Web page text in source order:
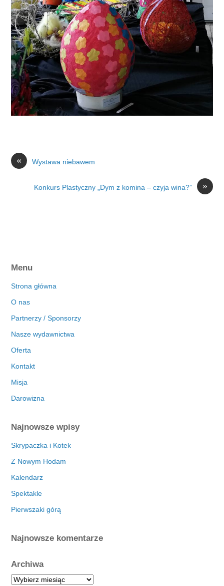
« Wystawa niebawem
»
Konkurs Plastyczny „Dym z komina – czyja wina?”
Menu
Strona główna
O nas
Partnerzy / Sponsorzy
Nasze wydawnictwa
Oferta
Kontakt
Misja
Darowizna
Najnowsze wpisy
Skrypaczka i Kotek
Z Nowym Hodam
Kalendarz
Spektakle
Pierwszaki górą
Najnowsze komentarze
Archiwa
A